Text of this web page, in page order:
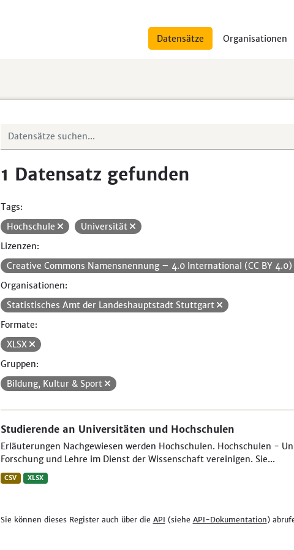
Datensätze Organisationen
1 Datensatz gefunden
Tags:
Hochschule
Universität
Lizenzen:
Creative Commons Namensnennung – 4.0 International (CC BY 4.0)
Organisationen:
Statistisches Amt der Landeshauptstadt Stuttgart
Formate:
XLSX
Gruppen:
Bildung, Kultur & Sport
Studierende an Universitäten und Hochschulen
Erläuterungen Nachgewiesen werden Hochschulen. Hochschulen -
Forschung und Lehre im Dienst der Wissenschaft vereinigen. Sie...
CSV XLSX
Sie können dieses Register auch über die API (siehe API-Dokumentation)